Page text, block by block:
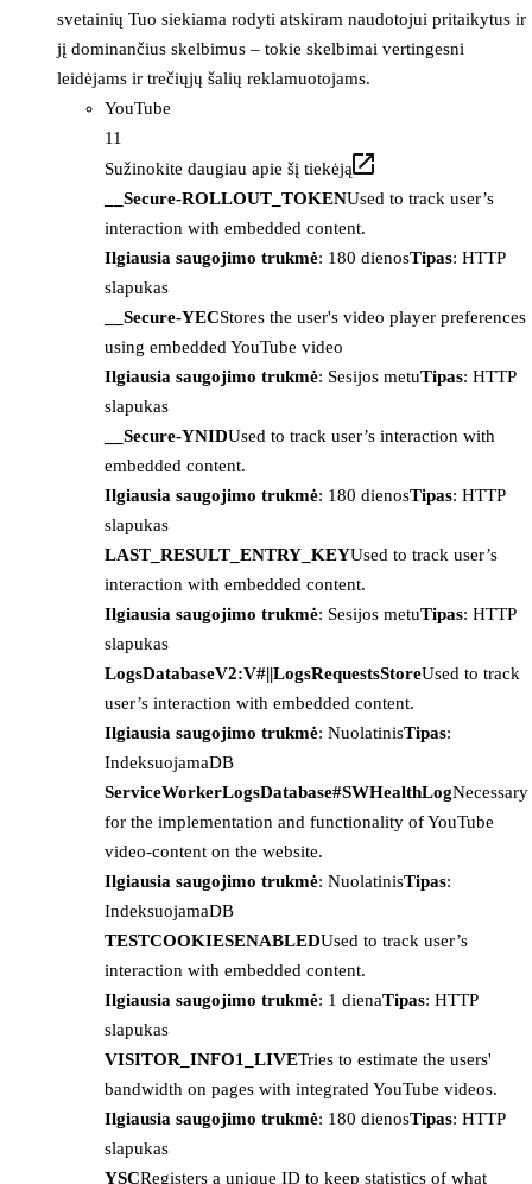
svetainių Tuo siekiama rodyti atskiram naudotojui pritaikytus ir
jį dominančius skelbimus – tokie skelbimai vertingesni
leidėjams ir trečiųjų šalių reklamuotojams.
YouTube
11
Sužinokite daugiau apie šį tiekėją
__Secure-ROLLOUT_TOKENUsed to track user’s
interaction with embedded content.
Ilgiausia saugojimo trukmė: 180 dienosTipas: HTTP
slapukas
__Secure-YECStores the user's video player preferences
using embedded YouTube video
Ilgiausia saugojimo trukmė: Sesijos metuTipas: HTTP
slapukas
__Secure-YNIDUsed to track user’s interaction with
embedded content.
Ilgiausia saugojimo trukmė: 180 dienosTipas: HTTP
slapukas
LAST_RESULT_ENTRY_KEYUsed to track user’s
interaction with embedded content.
Ilgiausia saugojimo trukmė: Sesijos metuTipas: HTTP
slapukas
LogsDatabaseV2:V#||LogsRequestsStoreUsed to track
user’s interaction with embedded content.
Ilgiausia saugojimo trukmė: NuolatinisTipas:
IndeksuojamaDB
ServiceWorkerLogsDatabase#SWHealthLogNecessary
for the implementation and functionality of YouTube
video-content on the website.
Ilgiausia saugojimo trukmė: NuolatinisTipas:
IndeksuojamaDB
TESTCOOKIESENABLEDUsed to track user’s
interaction with embedded content.
Ilgiausia saugojimo trukmė: 1 dienaTipas: HTTP
slapukas
VISITOR_INFO1_LIVETries to estimate the users'
bandwidth on pages with integrated YouTube videos.
Ilgiausia saugojimo trukmė: 180 dienosTipas: HTTP
slapukas
YSCRegisters a unique ID to keep statistics of what